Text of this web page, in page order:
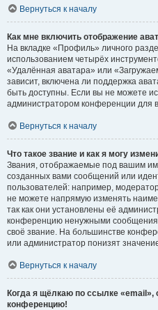
Вернуться к началу
Как мне включить отображение
На вкладке «Профиль» личного
использованием четырёх
«Удалённая аватара» или
зависит, включена ли поддержка
быть доступны. Если вы не можете
администратором конференции для
Вернуться к началу
Что такое звание и как я могу
Звания, отображаемые под вашим
созданных вами сообщений или
пользователей: например,
не можете напрямую изменять
так как они установлены её
конференцию ненужными
своё звание. На большинстве
или администратор понизят
Вернуться к началу
Когда я щёлкаю по ссылке «email»,
конференцию!